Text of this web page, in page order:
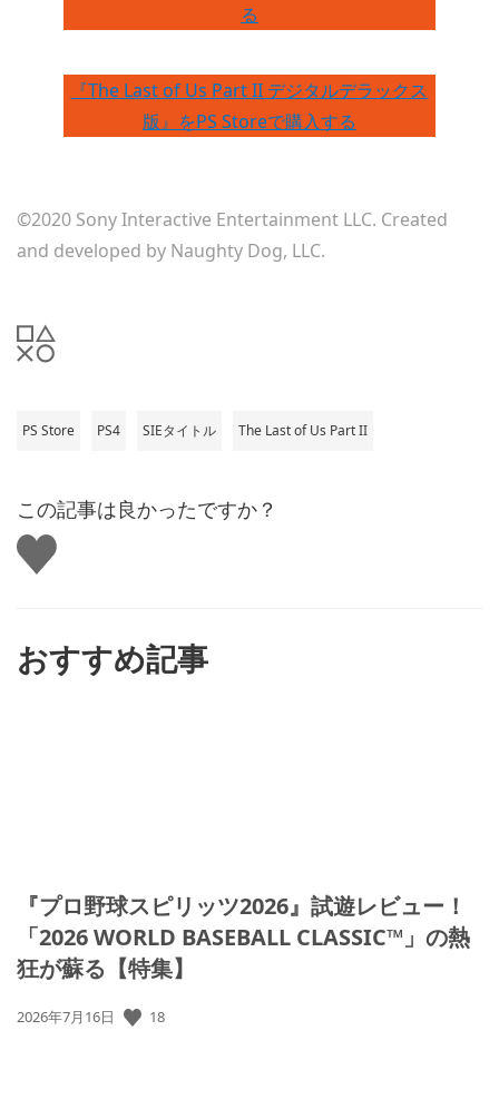
る
『The Last of Us Part II デジタルデラックス
版』をPS Storeで購入する
©2020 Sony Interactive Entertainment LLC. Created
and developed by Naughty Dog, LLC.
PS Store PS4 SIEタイトル The Last of Us Part II
この記事は良かったですか？
い
い
おすすめ記事
『プロ野球スピリッツ2026』試遊レビュー！
「2026 WORLD BASEBALL CLASSIC™」の熱
狂が蘇る【特集】
公
2026年7月16日 18